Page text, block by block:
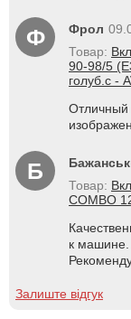
Ф Фрол
Товар:
90-98/5
голуб.с -
Отличный
Б
Товар:
COMBO
к машине.
Залиште відгук